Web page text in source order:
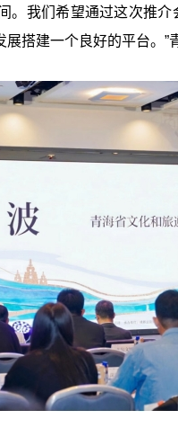
。我们希望通过这次推
搭建一个良好的平台。”